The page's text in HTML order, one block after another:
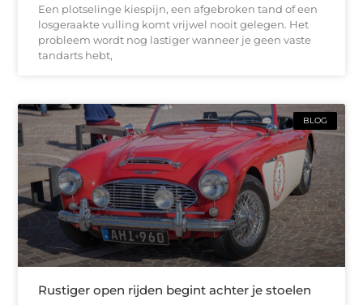
Een plotselinge kiespijn, een afgebroken tand of een
losgeraakte vulling komt vrijwel nooit gelegen. Het
probleem wordt nog lastiger wanneer je geen vaste
tandarts hebt,
BLOG
Rustiger open rijden begint achter je stoelen